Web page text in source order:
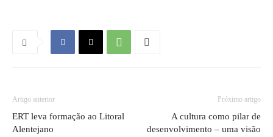
Artigo anterior
ERT leva formação ao Litoral
Alentejano
Próximo artigo
A cultura como pilar de
desenvolvimento – uma visão